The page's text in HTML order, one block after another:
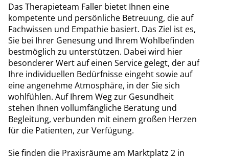
Das Therapieteam Faller bietet Ihnen eine
kompetente und persönliche Betreuung, die auf
Fachwissen und Empathie basiert. Das Ziel ist es,
Sie bei Ihrer Genesung und Ihrem Wohlbefinden
bestmöglich zu unterstützen. Dabei wird hier
besonderer Wert auf einen Service gelegt, der auf
Ihre individuellen Bedürfnisse eingeht sowie auf
eine angenehme Atmosphäre, in der Sie sich
wohlfühlen. Auf Ihrem Weg zur Gesundheit
stehen Ihnen vollumfängliche Beratung und
Begleitung, verbunden mit einem großen Herzen
für die Patienten, zur Verfügung.
Sie finden die Praxisräume am Marktplatz 2 in